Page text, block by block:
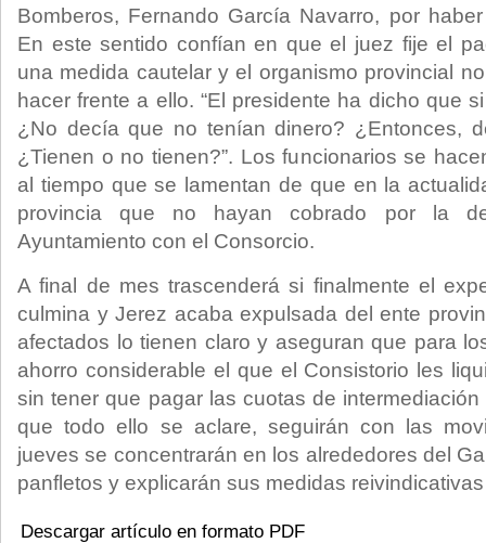
Bomberos, Fernando García Navarro, por
En este sentido confían en que el juez fije el
una medida cautelar y el organismo provincial
hacer frente a ello. “El presidente ha dicho que
¿No decía que no tenían dinero? ¿Entonces,
¿Tienen o no tienen?”. Los funcionarios se
al tiempo que se lamentan de que en la
provincia que no hayan cobrado por la
Ayuntamiento con el Consorcio.
A final de mes trascenderá si finalmente el
culmina y Jerez acaba expulsada del ente
afectados lo tienen claro y aseguran que para
ahorro considerable el que el Consistorio les
sin tener que pagar las cuotas de
que todo ello se aclare, seguirán con las
jueves se concentrarán en los alrededores del
panfletos y explicarán sus medidas
Descargar artículo en formato PDF